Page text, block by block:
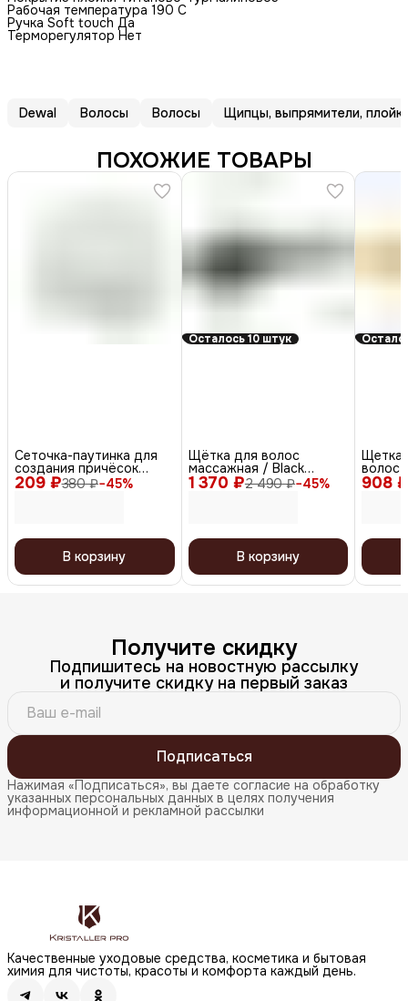
Рабочая температура 190 С
Ручка Soft touch Да
Терморегулятор Нет
Dewal Волосы Волосы Щипцы, выпрямители,
ПОХОЖИЕ ТОВАРЫ
209 ₽380 ₽−45%
Сеточка-паутинка для
создания причёсок
большая СЕ102, белый, 2
шт.
В корзину
Осталось 10 штук
1 370 ₽2 490 ₽−45%
Щётка для волос
массажная / Black
BRWT62, черный
В корзину
908 ₽
Щетка
волос
Получите скидку
Подпишитесь на новостную рассылку
и получите скидку на первый заказ
Подписаться
Нажимая «Подписаться», вы даете согласие на обработку
указанных персональных данных в целях получения
информационной и рекламной рассылки
Качественные уходовые средства, косметика и бытовая
химия для чистоты, красоты и комфорта каждый день.